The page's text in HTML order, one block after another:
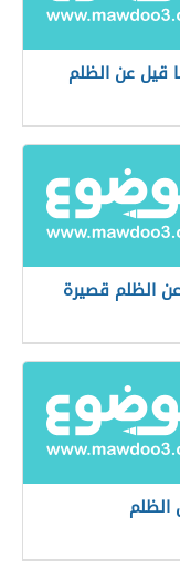
قيل عن الظلم
الظلم قصيرة